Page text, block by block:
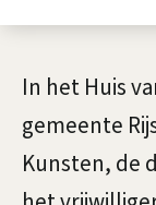
s
In het Huis
gemeente
Kunsten, de